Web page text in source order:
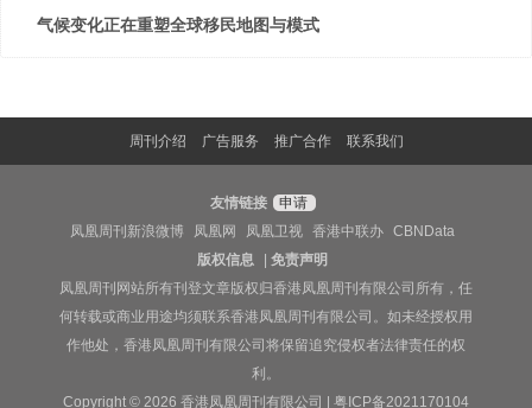
气候变化正在重塑全球移民地图与模式
周刊介绍 广告服务 推广合作 联系我们
友情链接
申请
凤凰周刊新浪微博
凤凰网 凤凰卫视 香港中联办
CBNData
版权信息
|免责声明
凤凰周刊网站所有刊登文章版权归香港凤凰周刊有限公司所有，任
何转载或商业用途均须联系香港凤凰周刊有限公司。如未经授权用
作他处，香港凤凰周刊有限公司将保留追究侵权者法律责任的权
利。
Copyright © 2026 香港凤凰周刊有限公司 | 粤ICP备2021170104